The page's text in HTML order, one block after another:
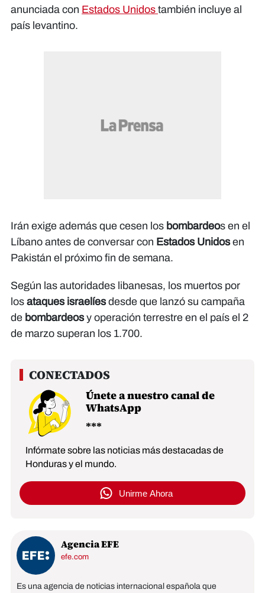
anunciada con Estados Unidos también incluye al
país levantino.
Irán exige además que cesen los bombardeos en el
Líbano antes de conversar con Estados Unidosen
Pakistán el próximo fin de semana.
Según las autoridades libanesas, los muertos por
los ataques israelíesdesde que lanzó su campaña
de bombardeosy operación terrestre en el país el 2
de marzo superan los 1.700.
Únete a nuestro canal de
WhatsApp
Infórmate sobre las noticias más destacadas de
Honduras y el mundo.
Unirme Ahora
Agencia EFE
efe.com
Es una agencia de noticias internacional española que